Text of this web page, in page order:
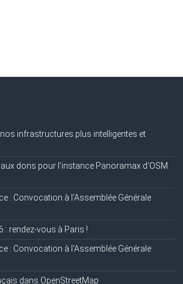
infrastructures plus intelligentes et
dons pour l’instance Panoramax d’OSM
: Convocation à l’Assemblée Générale
: rendez-vous à Paris !
: Convocation à l’Assemblée Générale
dans OpenStreetMap